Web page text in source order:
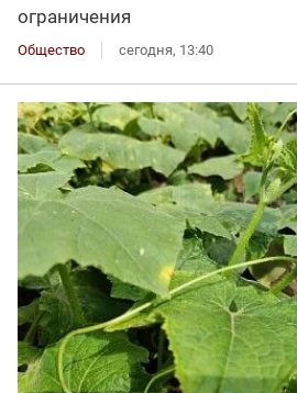
ограничения
Общество сегодня, 13:40